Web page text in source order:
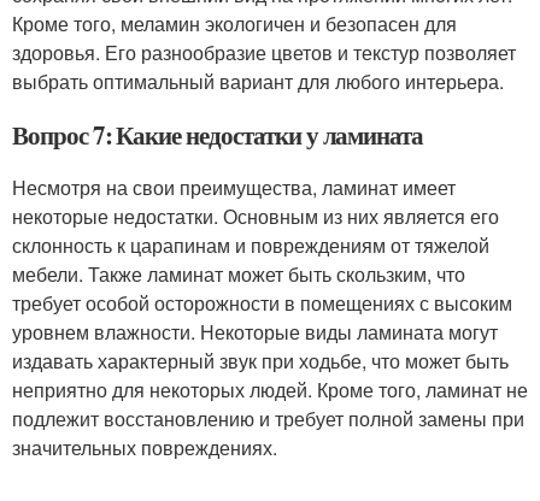
Кроме того, меламин экологичен и безопасен для
здоровья. Его разнообразие цветов и текстур позволяет
выбрать оптимальный вариант для любого интерьера.
Вопрос 7: Какие недостатки у ламината
Несмотря на свои преимущества, ламинат имеет
некоторые недостатки. Основным из них является его
склонность к царапинам и повреждениям от тяжелой
мебели. Также ламинат может быть скользким, что
требует особой осторожности в помещениях с высоким
уровнем влажности. Некоторые виды ламината могут
издавать характерный звук при ходьбе, что может быть
неприятно для некоторых людей. Кроме того, ламинат не
подлежит восстановлению и требует полной замены при
значительных повреждениях.